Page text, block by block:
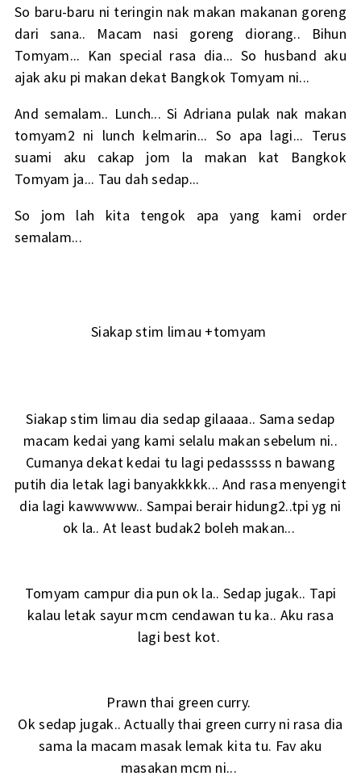
So baru-baru ni teringin nak makan makanan goreng
dari sana.. Macam nasi goreng diorang.. Bihun
Tomyam... Kan special rasa dia... So husband aku
ajak aku pi makan dekat Bangkok Tomyam ni...
And semalam.. Lunch... Si Adriana pulak nak makan
tomyam2 ni lunch kelmarin... So apa lagi... Terus
suami aku cakap jom la makan kat Bangkok
Tomyam ja... Tau dah sedap...
So jom lah kita tengok apa yang kami order
semalam...
Siakap stim limau +tomyam
Siakap stim limau dia sedap gilaaaa.. Sama sedap
macam kedai yang kami selalu makan sebelum ni..
Cumanya dekat kedai tu lagi pedasssss n bawang
putih dia letak lagi banyakkkkk... And rasa menyengit
dia lagi kawwwww.. Sampai berair hidung2..tpi yg ni
ok la.. At least budak2 boleh makan...
Tomyam campur dia pun ok la.. Sedap jugak.. Tapi
kalau letak sayur mcm cendawan tu ka.. Aku rasa
lagi best kot.
Prawn thai green curry.
Ok sedap jugak.. Actually thai green curry ni rasa dia
sama la macam masak lemak kita tu. Fav aku
masakan mcm ni...